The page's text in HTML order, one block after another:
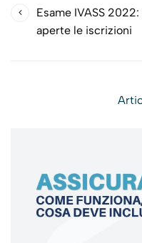
Esame IVASS 2022:
aperte le iscrizioni